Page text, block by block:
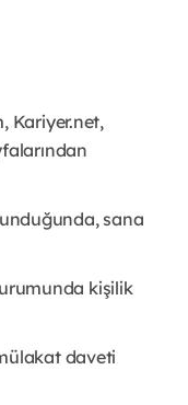
Kariyer.net,
sana
kişilik
daveti